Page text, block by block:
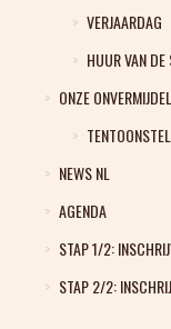
VERJAARDAG
HUUR VAN DE
ONZE
NEWS NL
AGENDA
STAP 1/2:
STAP 2/2: